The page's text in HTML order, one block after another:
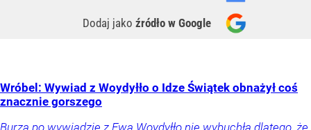
Dodaj jako źródło w Google
Wróbel: Wywiad z Woydyłło o Idze Świątek obnażył coś
znacznie gorszego